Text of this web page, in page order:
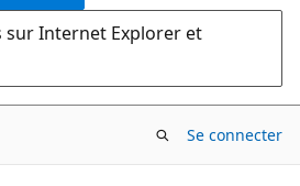
sur Internet Explorer et
Se connecter